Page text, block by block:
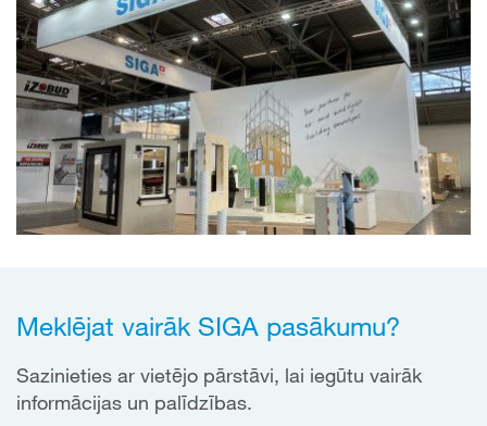
Meklējat vairāk SIGA pasākumu?
Sazinieties ar vietējo pārstāvi, lai iegūtu vairāk
informācijas un palīdzības.